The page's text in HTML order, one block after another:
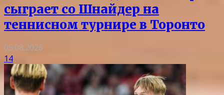
сыграет со Шнайдер на
теннисном турнире в Торонто
05.08.2026
14